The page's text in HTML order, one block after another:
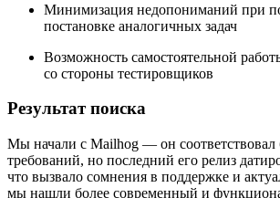
Минимизация недопониманий при
постановке аналогичных задач
Возможность самостоятельной
со стороны тестировщиков
Результат поиска
Мы начали с Mailhog — он соответствовал
требований, но последний его релиз
что вызвало сомнения в поддержке и
мы нашли более современный и